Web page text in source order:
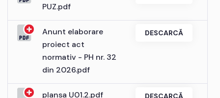
PUZ.pdf
Anunt elaborare
proiect act
normativ - PH nr. 32
din 2026.pdf
DESCARCĂ
plansa U01.2.pdf DESCARCĂ